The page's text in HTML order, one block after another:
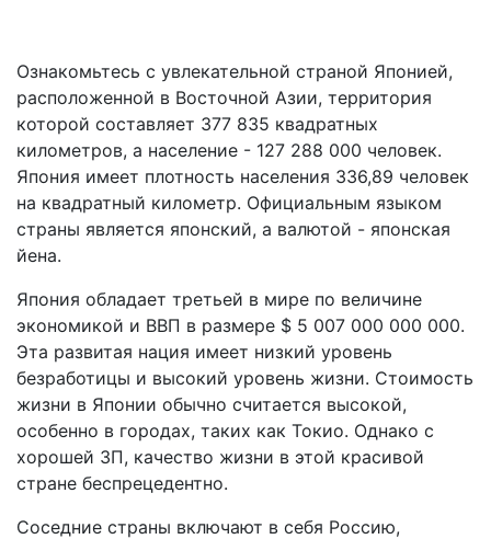
Ознакомьтесь с увлекательной страной Японией,
расположенной в Восточной Азии, территория
которой составляет 377 835 квадратных
километров, а население - 127 288 000 человек.
Япония имеет плотность населения 336,89 человек
на квадратный километр. Официальным языком
страны является японский, а валютой - японская
йена.
Япония обладает третьей в мире по величине
экономикой и ВВП в размере $ 5 007 000 000 000.
Эта развитая нация имеет низкий уровень
безработицы и высокий уровень жизни. Стоимость
жизни в Японии обычно считается высокой,
особенно в городах, таких как Токио. Однако с
хорошей ЗП, качество жизни в этой красивой
стране беспрецедентно.
Соседние страны включают в себя Россию,